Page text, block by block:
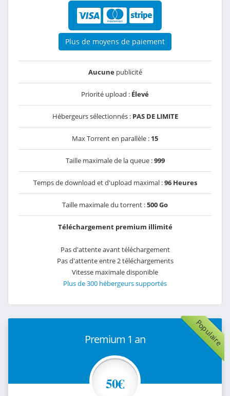
Plus de moyens de paiement
Aucunepublicité
Priorité upload : Élevé
Hébergeurs sélectionnés : PAS DE LIMITE
Max Torrent en parallèle : 15
Taille maximale de la queue :999
Temps de download et d'upload maximal :96 Heures
Taille maximale du torrent :500 Go
Téléchargement premium illimité
Pas d'attente avant téléchargement
Pas d'attente entre 2 téléchargements
Vitesse maximale disponible
Plus de 300 hébergeurs supportés
Populaire
Premium 1 an
50€